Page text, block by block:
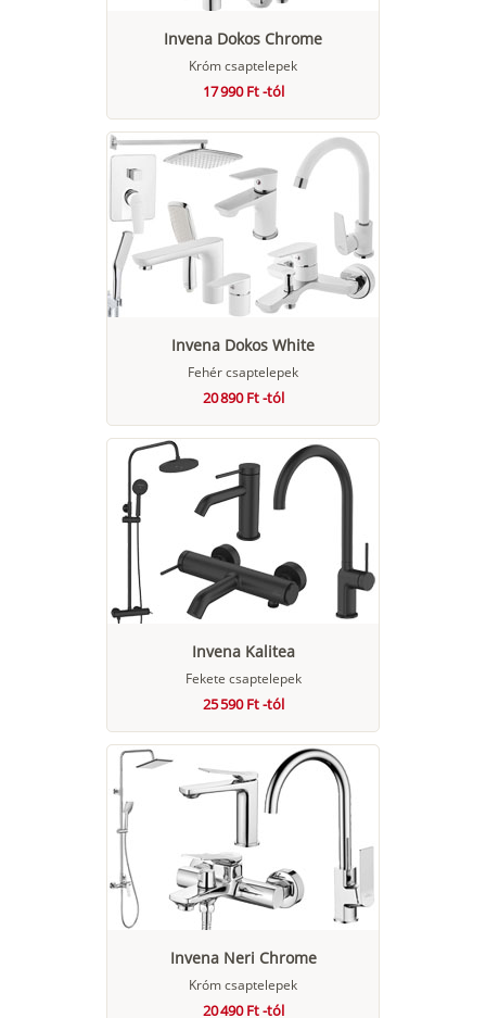
Invena Dokos Chrome
Króm csaptelepek
17 990 Ft -tól
Invena Dokos White
Fehér csaptelepek
20 890 Ft -tól
Invena Kalitea
Fekete csaptelepek
25 590 Ft -tól
Invena Neri Chrome
Króm csaptelepek
20 490 Ft -tól